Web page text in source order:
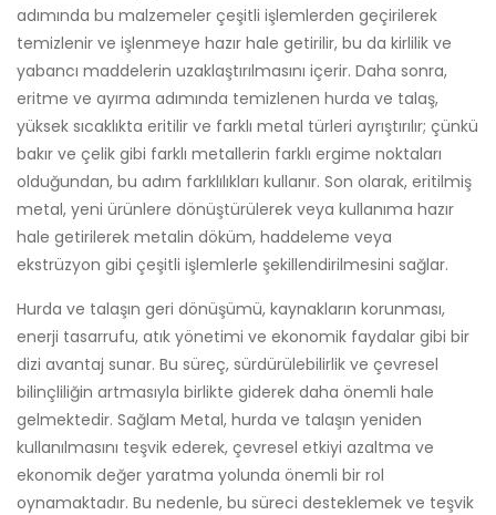
adımında bu malzemeler çeşitli işlemlerden geçirilerek
temizlenir ve işlenmeye hazır hale getirilir, bu da kirlilik ve
yabancı maddelerin uzaklaştırılmasını içerir. Daha sonra,
eritme ve ayırma adımında temizlenen hurda ve talaş,
yüksek sıcaklıkta eritilir ve farklı metal türleri ayrıştırılır; çünkü
bakır ve çelik gibi farklı metallerin farklı ergime noktaları
olduğundan, bu adım farklılıkları kullanır. Son olarak, eritilmiş
metal, yeni ürünlere dönüştürülerek veya kullanıma hazır
hale getirilerek metalin döküm, haddeleme veya
ekstrüzyon gibi çeşitli işlemlerle şekillendirilmesini sağlar.
Hurda ve talaşın geri dönüşümü, kaynakların korunması,
enerji tasarrufu, atık yönetimi ve ekonomik faydalar gibi bir
dizi avantaj sunar. Bu süreç, sürdürülebilirlik ve çevresel
bilinçliliğin artmasıyla birlikte giderek daha önemli hale
gelmektedir. Sağlam Metal, hurda ve talaşın yeniden
kullanılmasını teşvik ederek, çevresel etkiyi azaltma ve
ekonomik değer yaratma yolunda önemli bir rol
oynamaktadır. Bu nedenle, bu süreci desteklemek ve teşvik